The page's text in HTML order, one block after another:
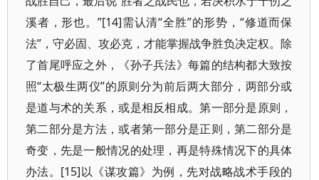
溪者，形也。”[14]需认清“全胜”的形势，“修道而保
法”，守必固、攻必克，才能掌握战争胜负决定权。除
了首尾呼应之外，《孙子兵法》每篇的结构都大致按
照“太极生两仪”的原则分为前后两大部分，两部分或
是道与术的关系，或是相反相成。第一部分是原则，
第二部分是方法，或者第一部分是正则，第二部分是
奇变，先是一般情况的处理，再是特殊情况下的具体
办法。[15]以《谋攻篇》为例，先对战略战术手段的